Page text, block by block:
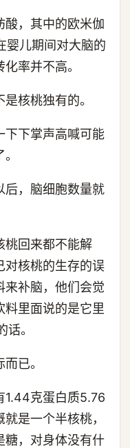
酸，其中的欧米伽
婴儿期间对大脑的
率并不高。
核桃独有的。
下下掌声高喊可能
后，脑细胞数量就
桃回来都不能解
对核桃的生存的误
来补脑，他们会觉
里面说的是它里
。
已。
1.44克蛋白质5.76
是一个半核桃，
糖，对身体没有什